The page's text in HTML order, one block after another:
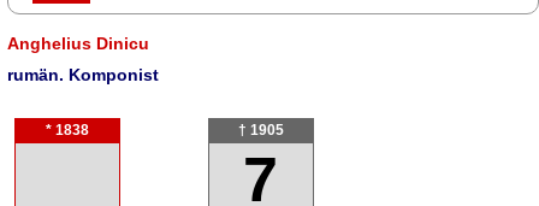
Anghelius Dinicu
rumän. Komponist
* 1838 † 1905
7